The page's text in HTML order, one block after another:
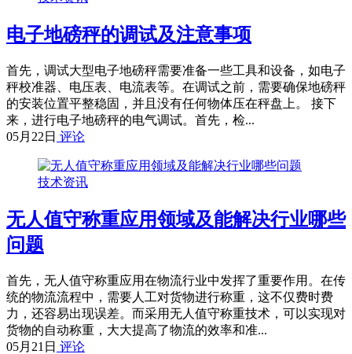
电子地磅秤的调试及注意事项
首先，调试大型电子地磅秤需要准备一些工具和设备，如电子
秤校准器、电压表、电流表等。在调试之前，需要确保地磅秤
的安装位置平整稳固，并且没有任何物体压在秤盘上。 接下
来，进行电子地磅秤的电气调试。首先，检...
05月22日 评论
技术资讯
无人值守称重应用领域及能解决行业哪些
问题
首先，无人值守称重应用在物流行业中发挥了重要作用。在传
统的物流流程中，需要人工对货物进行称重，这不仅费时费
力，还容易出现误差。而采用无人值守称重技术，可以实现对
货物的自动称重，大大提高了物流的效率和准...
05月21日 评论